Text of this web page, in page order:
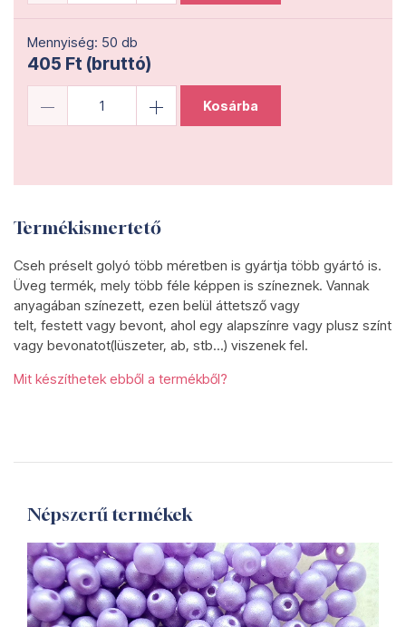
Mennyiség: 50 db
405 Ft (bruttó)
Kosárba
Termékismertető
Cseh préselt golyó több méretben is gyártja több gyártó is.
Üveg termék, mely több féle képpen is színeznek. Vannak
anyagában színezett, ezen belül áttetsző vagy
telt, festett vagy bevont, ahol egy alapszínre vagy plusz színt
vagy bevonatot(lüszeter, ab, stb...) viszenek fel.
Mit készíthetek ebből a termékből?
Népszerű termékek